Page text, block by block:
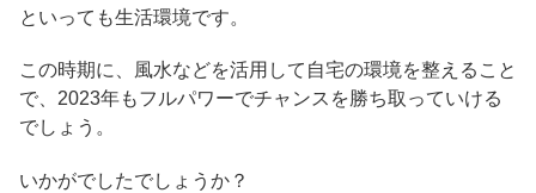
といっても生活環境です。
この時期に、風水などを活用して自宅の環境を整えること
で、2023年もフルパワーでチャンスを勝ち取っていける
でしょう。
いかがでしたでしょうか？